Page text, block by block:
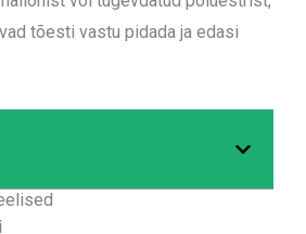
tõesti vastu pidada ja edasi